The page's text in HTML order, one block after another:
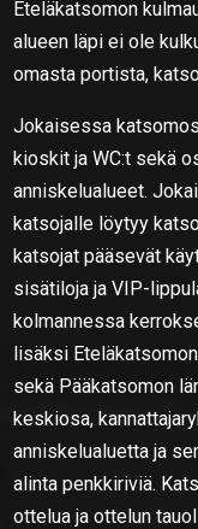
Eteläkatsomon
alueen läpi ei ole
omasta portista,
Jokaisessa
kioskit ja WC:t sekä
anniskelualueet.
katsojalle löytyy
katsojat pääsevät
sisätiloja ja VIP-
kolmannessa
lisäksi
sekä Pääkatsomon
keskiosa,
anniskelualuetta ja
alinta penkkiriviä.
ottelua ja ottelun